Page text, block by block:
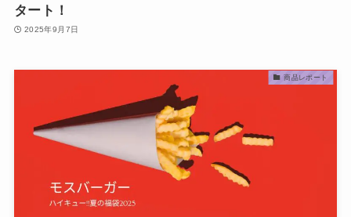
タート！
2025年9月7日
商品レポート